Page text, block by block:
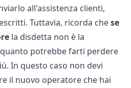
all'assistenza clienti,
Tuttavia, ricorda chese
la disdetta non è la
potrebbe farti perdere
In questo caso non devi
il nuovo operatore che hai